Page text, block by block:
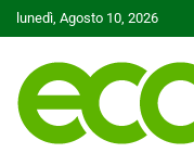
Skip
to
lunedì, Agosto 10, 2026